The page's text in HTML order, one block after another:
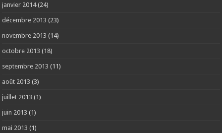
janvier 2014(24)
décembre 2013 (23)
novembre 2013 (14)
octobre 2013 (18)
septembre 2013 (11)
août 2013 (3)
juillet 2013 (1)
juin 2013 (1)
mai 2013 (1)